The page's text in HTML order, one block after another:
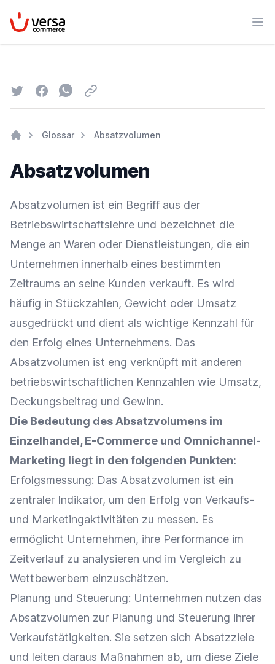
VersaCommerce
TwitterFacebookWhatsapp
Email
Glossar Absatzvolumen
Absatzvolumen
Absatzvolumen ist ein Begriff aus der
Betriebswirtschaftslehre und bezeichnet die
Menge an Waren oder Dienstleistungen, die ein
Unternehmen innerhalb eines bestimmten
Zeitraums an seine Kunden verkauft. Es wird
häufig in Stückzahlen, Gewicht oder Umsatz
ausgedrückt und dient als wichtige Kennzahl für
den Erfolg eines Unternehmens. Das
Absatzvolumen ist eng verknüpft mit anderen
betriebswirtschaftlichen Kennzahlen wie Umsatz,
Deckungsbeitrag und Gewinn.
Die Bedeutung des Absatzvolumens im
Einzelhandel,E-Commerce und Omnichannel-
Marketing liegt in den folgenden Punkten:
Erfolgsmessung: Das Absatzvolumen ist ein
zentraler Indikator, um den Erfolg von Verkaufs-
und Marketingaktivitäten zu messen. Es
ermöglicht Unternehmen, ihre Performance im
Zeitverlauf zu analysieren und im Vergleich zu
Wettbewerbern einzuschätzen.
Planung und Steuerung: Unternehmen nutzen das
Absatzvolumen zur Planung und Steuerung ihrer
Verkaufstätigkeiten. Sie setzen sich Absatzziele
und leiten daraus Maßnahmen ab, um diese Ziele